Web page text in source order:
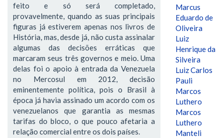
feito e só será completado,
provavelmente, quando as suas principais
figuras já estiverem apenas nos livros de
História, mas, desde já, não custa assinalar
algumas das decisões erráticas que
marcaram seus três governos e meio. Uma
delas foi o apoio à entrada da Venezuela
no Mercosul em 2012, decisão
eminentemente política, pois o Brasil à
época já havia assinado um acordo com os
venezuelanos que garantia as mesmas
tarifas do bloco, o que pouco afetaria a
relação comercial entre os dois países.
Marcus
Eduardo de
Oliveira
Luiz
Henrique da
Silveira
Luiz Carlos
Pauli
Marcos
Luthero
Marcos
Luthero
Manteli